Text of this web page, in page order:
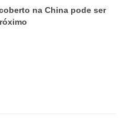
na China pode ser